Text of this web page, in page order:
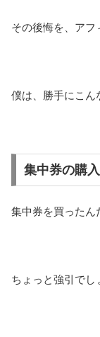
その後悔を、アフ
僕は、勝手にこん
集中券の購入
集中券を買ったん
ちょっと強引でし